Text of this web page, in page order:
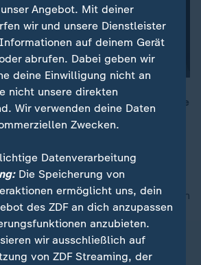
nennt die SPD ihre
viele andere sind neu – mit
einigen überraschenden Namen.
nach oben
Angebot. Mit deiner
wir und unsere Dienstleister
auf deinem Gerät
abrufen. Dabei geben wir
deine Einwilligung nicht an
nicht unsere direkten
Wir verwenden deine Daten
Zwecken.
Datenverarbeitung
Die Speicherung von
ermöglicht uns, dein
des ZDF an dich anzupassen
anzubieten.
wir ausschließlich auf
von ZDF Streaming, der